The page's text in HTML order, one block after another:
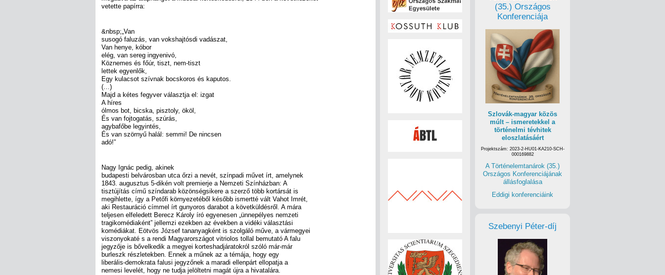
vetette papírra:
&nbsp;„Van
susogó faluzás, van vokshajtósdi vadászat,
Van henye, kóbor
elég, van sereg ingyenivó,
Köznemes és főúr, tiszt, nem-tiszt
lettek egyenlők,
Egy kulacsot szívnak bocskoros és kaputos.
(…)
Majd a kétes fegyver választja el: izgat
A híres
ólmos bot, bicska, pisztoly, ököl,
És van fojtogatás, szúrás,
agybafőbe legyintés,
És van szörnyű halál: semmi! De nincsen
adó!”
Nagy Ignác pedig, akinek
budapesti belvárosban utca őrzi a nevét, színpadi művet írt, amelynek
1843. augusztus 5-dikén volt premierje a Nemzeti Színházban: A
tisztújítás című színdarab közönségsikere a szerző több kortársát is
megihlette, így a Petőfi környezetéből később ismertté vált Vahot Imrét,
aki Restauráció címmel írt gunyoros darabot a követküldésről. A mára
teljesen elfeledett Berecz Károly író egyenesen „ünnepélyes nemzeti
tragikomédiaként” jellemzi ezekben az években a vidéki választási
komédiákat. Eötvös József tananyagként is szolgáló műve, a vármegyei
viszonyokaté s a rendi Magyarországot vitriolos tollal bemutató A falu
jegyzője is bővelkedik a megyei korteshadjáratokról szóló már-már
burleszk részletekben. Ennek a műnek az a témája, hogy egy
liberális-demokrata falusi jegyzőnek a maradi ellenpárt ellopatja a
nemesi levelét, hogy ne tudja jelöltetni magát újra a hivatalára.
(35.) Országos
Konferenciája
Szlovák-magyar közös
múlt – ismeretekkel a
történelmi tévhitek
eloszlatásáért
Projektszám: 2023-2-HU01-KA210-SCH-
000169882
A Történelemtanárok (35.)
Országos Konferenciájának
állásfoglalása
Eddigi konferenciáink
Szebenyi Péter-díj